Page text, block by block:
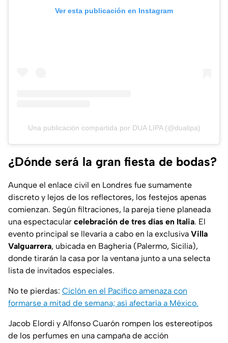
Ver esta publicación en Instagram
Una publicación compartida por DUA LIPA (@dualipa)
¿Dónde será la gran fiesta de bodas?
Aunque el enlace civil en Londres fue sumamente
discreto y lejos de los reflectores, los festejos apenas
comienzan. Según filtraciones, la pareja tiene planeada
una espectacular celebración de tres días en Italia. El
evento principal se llevaría a cabo en la exclusiva Villa
Valguarrera, ubicada en Bagheria (Palermo, Sicilia),
donde tirarán la casa por la ventana junto a una selecta
lista de invitados especiales.
No te pierdas: Ciclón en el Pacífico amenaza con
formarse a mitad de semana; así afectaría a México.
Jacob Elordi y Alfonso Cuarón rompen los estereotipos
de los perfumes en una campaña de acción